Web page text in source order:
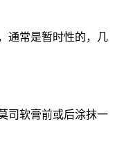
通常是暂时性的，几
司软膏前或后涂抹一